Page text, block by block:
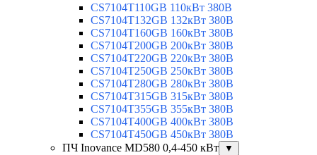
CS7104T110GB 110кВт 380В
CS7104T132GB 132кВт 380В
CS7104T160GB 160кВт 380В
CS7104T200GB 200кВт 380В
CS7104T220GB 220кВт 380В
CS7104T250GB 250кВт 380В
CS7104T280GB 280кВт 380В
CS7104T315GB 315кВт 380В
CS7104T355GB 355кВт 380В
CS7104T400GB 400кВт 380В
CS7104T450GB 450кВт 380В
ПЧ Inovance MD580 0,4-450 кВт
▼